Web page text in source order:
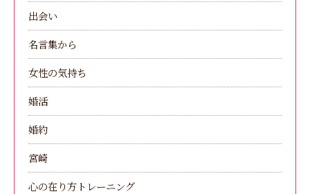
出会い
名言集から
女性の気持ち
婚活
婚約
宮崎
心の在り方トレーニング